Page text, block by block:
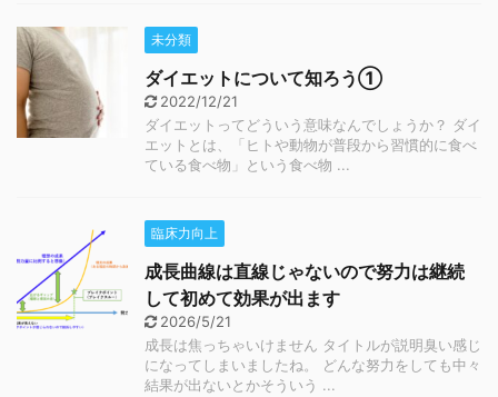
未分類
ダイエットについて知ろう①
2022/12/21
ダイエットってどういう意味なんでしょうか？ ダイ
エットとは、「ヒトや動物が普段から習慣的に食べ
ている食べ物」という食べ物 ...
臨床力向上
成長曲線は直線じゃないので努力は継続
して初めて効果が出ます
2026/5/21
成長は焦っちゃいけません タイトルが説明臭い感じ
になってしまいましたね。 どんな努力をしても中々
結果が出ないとかそういう ...